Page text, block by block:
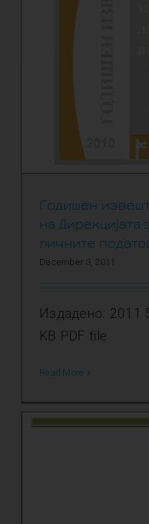
Годишен
на Дирекцијата
личните
December 3, 2011
Издадено: 2011
KB PDF file
Read More